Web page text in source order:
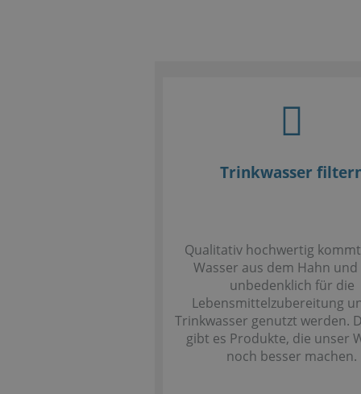
Trinkwasser
Qualitativ hochwertig
Wasser aus dem Hahn und
unbedenklich für die
Lebensmittelzubereitung
Trinkwasser genutzt werden.
gibt es Produkte, die unser
noch besser machen.